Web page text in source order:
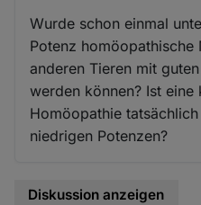
Wurde schon einmal
Potenz
anderen Tieren mit
werden können? Ist
Homöopathie
niedrigen Potenzen?
Diskussion anzeigen